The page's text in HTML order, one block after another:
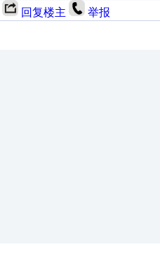
回复楼主 举报